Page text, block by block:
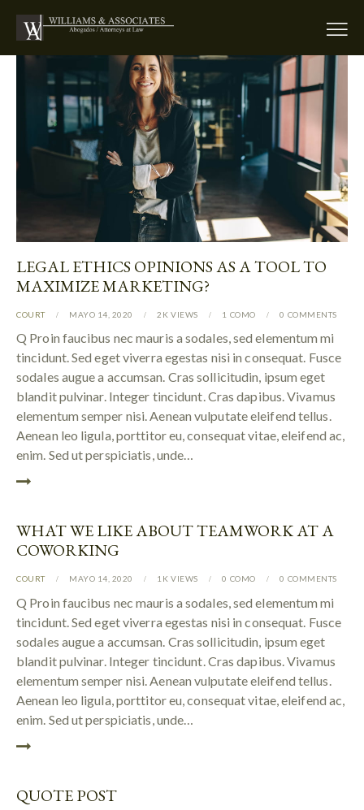
LEGAL ETHICS OPINIONS AS A TOOL TO
MAXIMIZE MARKETING?
COURT MAYO 14, 2020 2K VIEWS 1 COMO 0 COMMENTS
Q Proin faucibus nec mauris a sodales, sed elementum mi
tincidunt. Sed eget viverra egestas nisi in consequat. Fusce
sodales augue a accumsan. Cras sollicitudin, ipsum eget
blandit pulvinar. Integer tincidunt. Cras dapibus. Vivamus
elementum semper nisi. Aenean vulputate eleifend tellus.
Aenean leo ligula, porttitor eu, consequat vitae, eleifend ac,
enim. Sed ut perspiciatis, unde…
WHAT WE LIKE ABOUT TEAMWORK AT A
COWORKING
COURT MAYO 14, 2020 1K VIEWS 0 COMO 0 COMMENTS
Q Proin faucibus nec mauris a sodales, sed elementum mi
tincidunt. Sed eget viverra egestas nisi in consequat. Fusce
sodales augue a accumsan. Cras sollicitudin, ipsum eget
blandit pulvinar. Integer tincidunt. Cras dapibus. Vivamus
elementum semper nisi. Aenean vulputate eleifend tellus.
Aenean leo ligula, porttitor eu, consequat vitae, eleifend ac,
enim. Sed ut perspiciatis, unde…
QUOTE POST